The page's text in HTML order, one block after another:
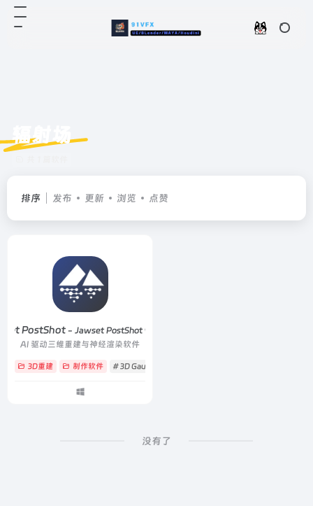
辐射场
排序 发布 更新 浏览 点赞
PostShot- Jawset PostShot v1.0.116
AI 驱动三维重建与神经渲染软件
3D重建 制作软件 # 3D Gaussian Splatting
没有了